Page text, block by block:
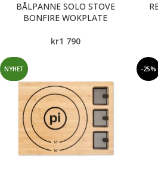
BÅLPANNE SOLO STOVE
BONFIRE WOKPLATE
kr1 790
NYHET -25%